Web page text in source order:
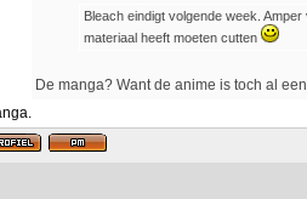
Bleach eindigt volgende week.
materiaal heeft moeten cutten
De manga? Want de anime is toch al